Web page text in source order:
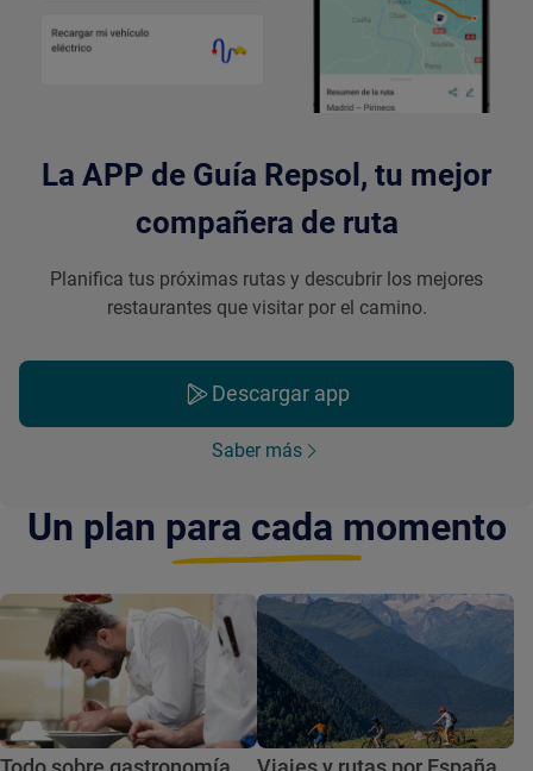
La APP de Guía Repsol, tu mejor
compañera de ruta
Planifica tus próximas rutas y descubrir los mejores
restaurantes que visitar por el camino.
Descargar app
Saber más
Un plan para cada momento